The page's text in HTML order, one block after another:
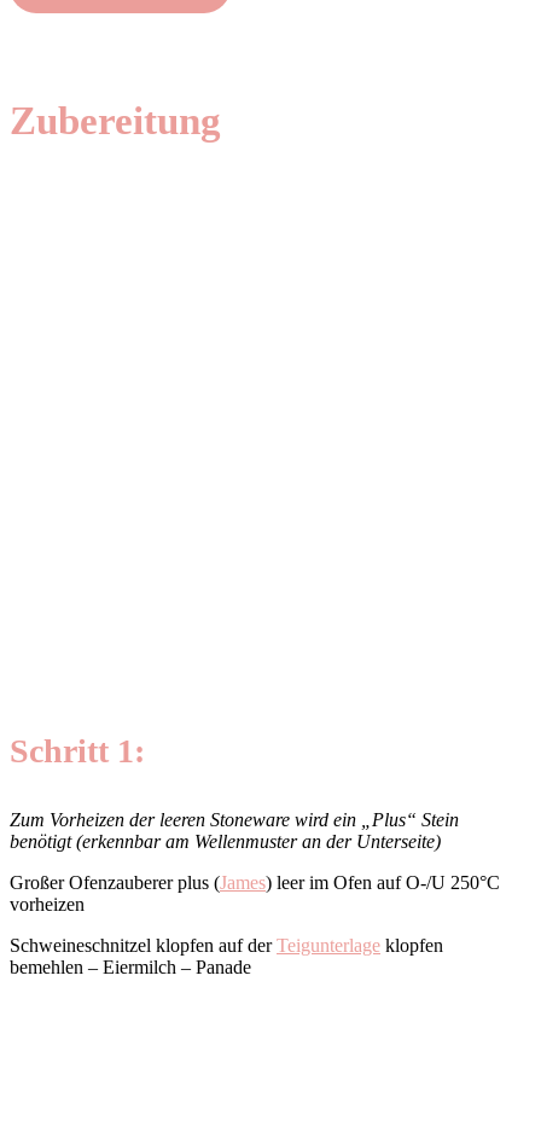
Zubereitung
Schritt 1:
Zum Vorheizen der leeren Stoneware wird ein „Plus“ Stein
benötigt (erkennbar am Wellenmuster an der Unterseite)
Großer Ofenzauberer plus (James) leer im Ofen auf O-/U 250°C
vorheizen
Schweineschnitzel klopfen auf derTeigunterlage klopfen
bemehlen – Eiermilch – Panade